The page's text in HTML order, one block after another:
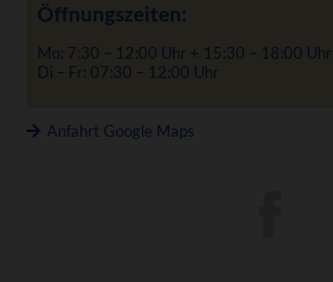
Öffnungszeiten:
Mo: 7:30 – 12:00 Uhr + 15:30 – 18:00 Uhr
Di – Fr: 07:30 – 12:00 Uhr
Anfahrt Google Maps